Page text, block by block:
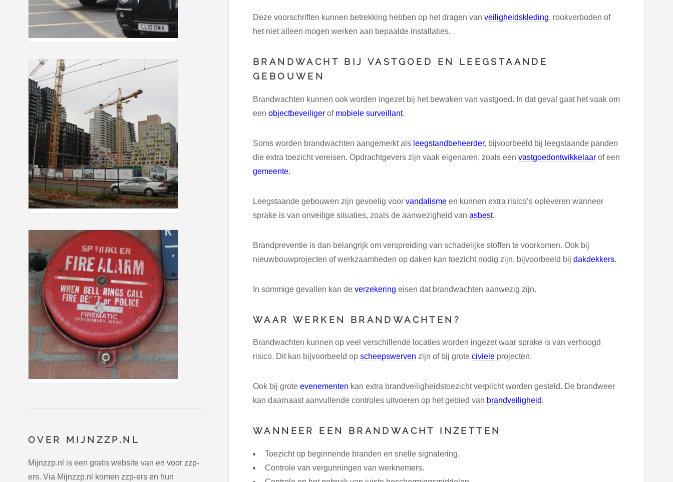
OVER MIJNZZP.NL
Mijnzzp.nl is een gratis website van en voor zzp-
ers. Via Mijnzzp.nl komen zzp-ers en hun
Deze voorschriften kunnen betrekking hebben op het dragen van veiligheidskleding, rookverboden of
het niet alleen mogen werken aan bepaalde installaties.
BRANDWACHT BIJ VASTGOED EN LEEGSTAANDE
GEBOUWEN
Brandwachten kunnen ook worden ingezet bij het bewaken van vastgoed. In dat geval gaat het vaak om
een objectbeveiliger of mobiele surveillant.
Soms worden brandwachten aangemerkt als leegstandbeheerder, bijvoorbeeld bij leegstaande panden
die extra toezicht vereisen. Opdrachtgevers zijn vaak eigenaren, zoals een vastgoedontwikkelaar of een
gemeente.
Leegstaande gebouwen zijn gevoelig voor vandalisme en kunnen extra risico’s opleveren wanneer
sprake is van onveilige situaties, zoals de aanwezigheid van asbest.
Brandpreventie is dan belangrijk om verspreiding van schadelijke stoffen te voorkomen. Ook bij
nieuwbouwprojecten of werkzaamheden op daken kan toezicht nodig zijn, bijvoorbeeld bij dakdekkers.
In sommige gevallen kan de verzekering eisen dat brandwachten aanwezig zijn.
WAAR WERKEN BRANDWACHTEN?
Brandwachten kunnen op veel verschillende locaties worden ingezet waar sprake is van verhoogd
risico. Dit kan bijvoorbeeld op scheepswerven zijn of bij grote civiele projecten.
Ook bij grote evenementen kan extra brandveiligheidstoezicht verplicht worden gesteld. De brandweer
kan daarnaast aanvullende controles uitvoeren op het gebied van brandveiligheid.
WANNEER EEN BRANDWACHT INZETTEN
Toezicht op beginnende branden en snelle signalering.
Controle van vergunningen van werknemers.